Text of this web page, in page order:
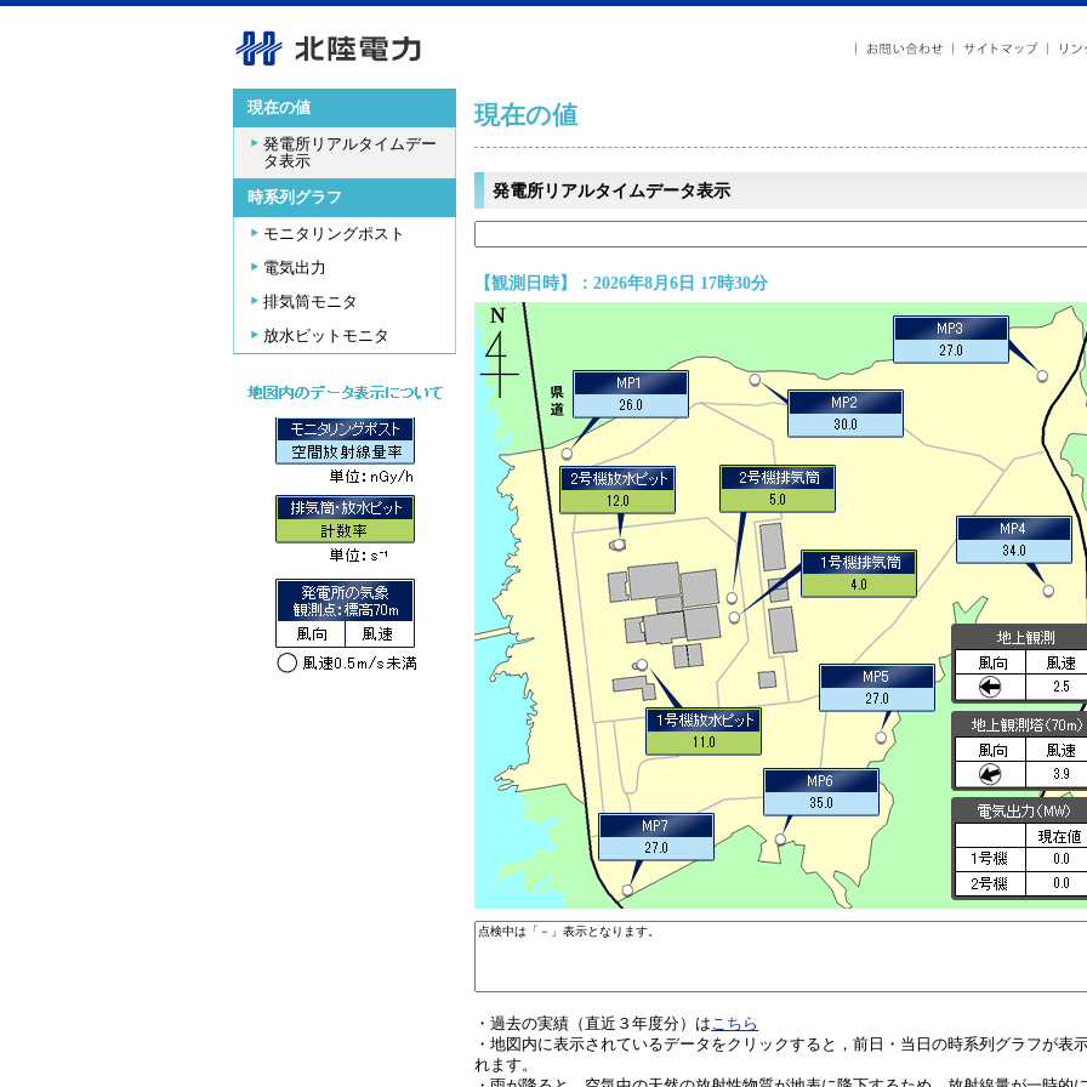
現在の値
発電所リアルタイムデー
タ表示
時系列グラフ
モニタリングポスト
電気出力
排気筒モニタ
放水ピットモニタ
現在の値
発電所リアルタイムデータ表示
【観測日時】：2026年8月6日 17時30分
・過去の実績（直近３年度分）はこちら
・地図内に表示されているデータをクリックすると，前日・当日の時系列グラフが表
れます。